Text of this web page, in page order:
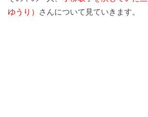
ゆうり） さんについて見ていきます。